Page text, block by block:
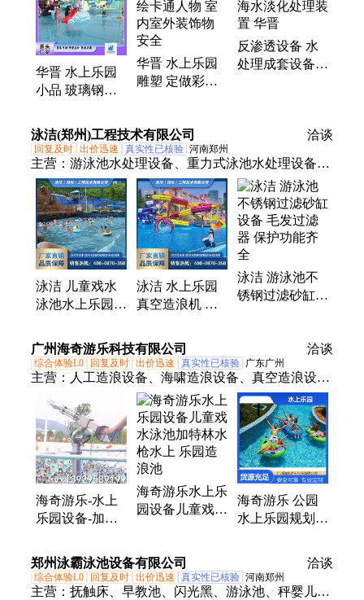
池盖板、景观赛鸽屋顶、景观市政配套、自动化输送
设备、螺旋输送机料槽
华晋 水上乐园
小品 玻璃钢卡
儿童泳池喷水造
型 可定制
华晋 水上乐园
雕塑 定做彩绘
全
反渗透设备 水
处理成套设备
泳洁(郑州)工程技术有限公司 洽谈
回复及时 出价迅速 真实性已核验 河南郑州
主营： 游泳池水处理设备、重力式泳池水处理设备、
游泳池设备、人工造浪设备、真空造浪设备、鼓风造
浪设备
泳洁 儿童戏水
泳池水上乐园造
浪设备 浪形种
类多
泳洁 水上乐园
真空造浪机 人
空造浪设备厂家
鼓风造浪
泳洁 游泳池不
锈钢过滤砂缸设
广州海奇游乐科技有限公司
洽谈
综合体验L0 回复及时 出价迅速 真实性已核验 广东广州
主营： 人工造浪设备、海啸造浪设备、真空造浪设
备、不锈钢戏水小品、水上乐园设备、水上乐园设
施、水上乐园规划设计、鼓风造浪设备、造浪池机
器、大喇叭滑梯、水上滑梯、玻璃钢滑梯、水上彩虹
滑梯、水上螺旋滑梯、小喇叭滑梯、小冲天滑梯、水
寨、水屋、水上游乐设备、水上游乐设施、加特林水
炮、不锈钢加特林水枪、舞台空气水炮、网红游乐设
备
海奇游乐-水上
乐园设备-加特
园造浪池-儿童
戏水泳池
海奇游乐水上乐
园设备儿童戏水
池
海奇游乐 公园
水上乐园规划设
郑州泳霸泳池设备有限公司 洽谈
综合体验L0 回复及时 出价迅速 真实性已核验 河南郑州
主营： 抚触床、早教池、闪光黑、游泳池、秤婴儿、